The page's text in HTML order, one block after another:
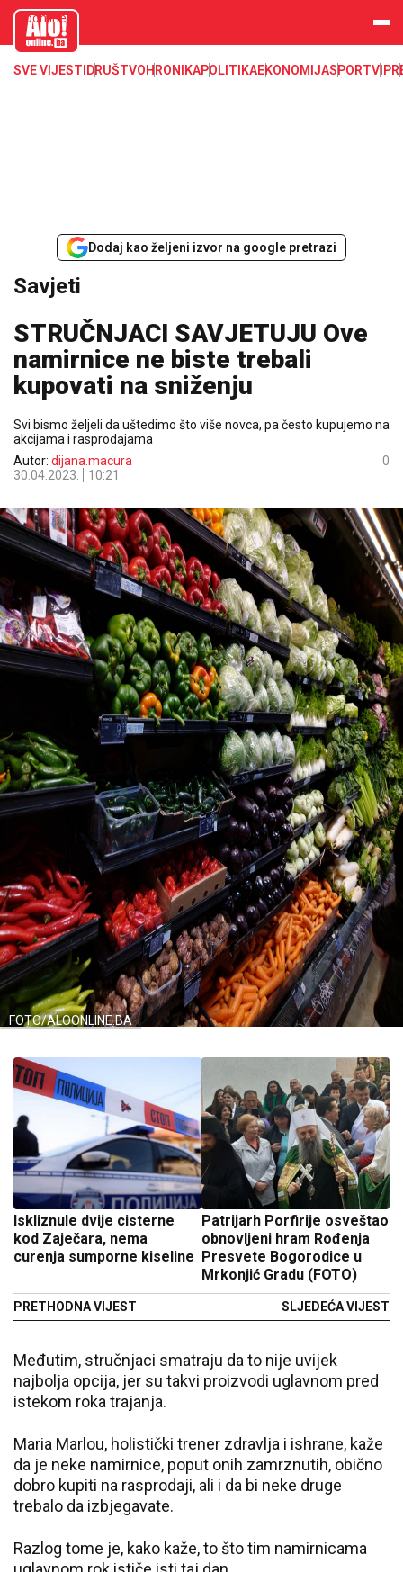
aloonline.b
SVE VIJESTI DRUŠTVOHRONIKAPOLITIKAEKONOMIJASPORTVIP
Dodaj kao željeni izvor na google pretrazi
Savjeti
STRUČNJACI SAVJETUJU Ove
namirnice ne biste trebali
kupovati na sniženju
Svi bismo željeli da uštedimo što više novca, pa često kupujemo na
akcijama i rasprodajama
Autor: dijana.macura
30.04.2023.
10:21
0
FOTO/ALOONLINE.BA
Iskliznule dvije cisterne
kod Zaječara, nema
curenja sumporne kiseline
PRETHODNA VIJEST
Patrijarh Porfirije osveštao
obnovljeni hram Rođenja
Presvete Bogorodice u
Mrkonjić Gradu (FOTO)
SLJEDEĆA VIJEST
Međutim, stručnjaci smatraju da to nije uvijek
najbolja opcija, jer su takvi proizvodi uglavnom pred
istekom roka trajanja.
Maria Marlou, holistički trener zdravlja i ishrane, kaže
da je neke namirnice, poput onih zamrznutih, obično
dobro kupiti na rasprodaji, ali i da bi neke druge
trebalo da izbjegavate.
Razlog tome je, kako kaže, to što tim namirnicama